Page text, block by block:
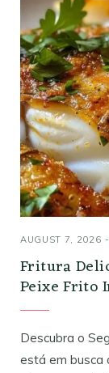
AUGUST 7, 2026
Fritura
Peixe Frito
Descubra o
está em busca